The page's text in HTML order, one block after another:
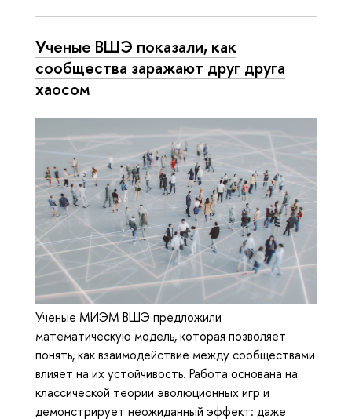
Ученые ВШЭ показали, как
сообщества заражают друг друга
хаосом
Ученые МИЭМ ВШЭ предложили
математическую модель, которая позволяет
понять, как взаимодействие между сообществами
влияет на их устойчивость. Работа основана на
классической теории эволюционных игр и
демонстрирует неожиданный эффект: даже